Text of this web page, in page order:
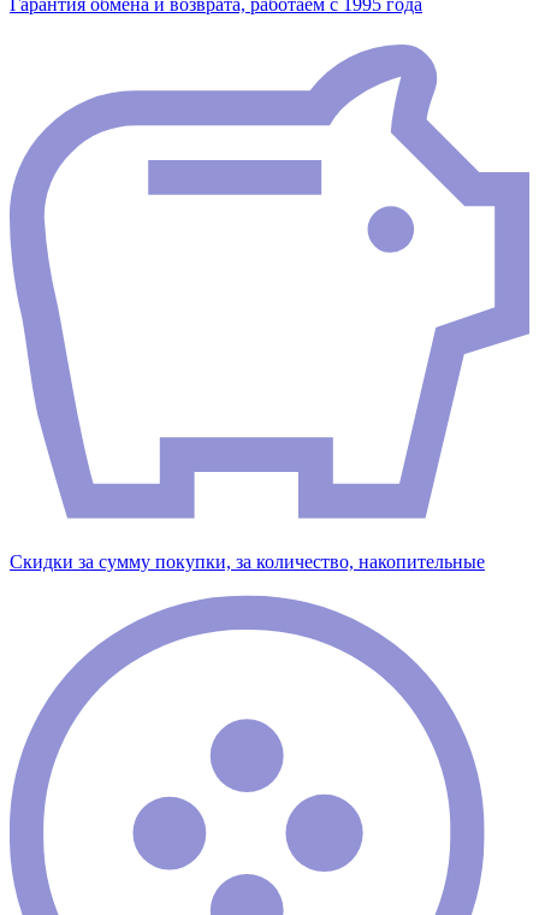
Скидки за сумму покупки, за количество, накопительные